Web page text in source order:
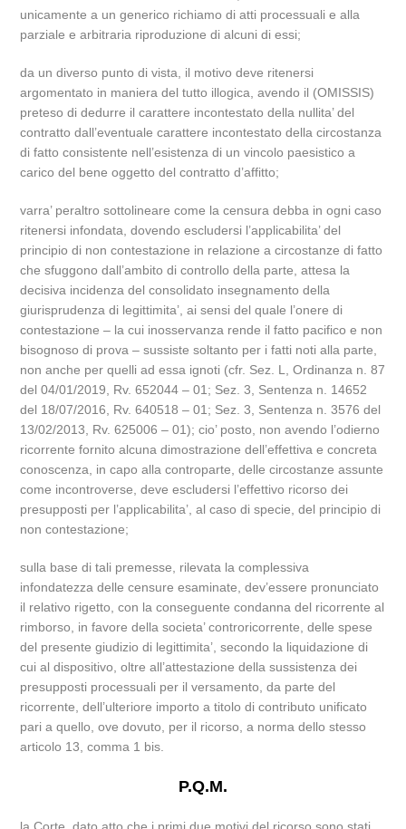
unicamente a un generico richiamo di atti processuali e alla
parziale e arbitraria riproduzione di alcuni di essi;
da un diverso punto di vista, il motivo deve ritenersi
argomentato in maniera del tutto illogica, avendo il (OMISSIS)
preteso di dedurre il carattere incontestato della nullita’ del
contratto dall’eventuale carattere incontestato della circostanza
di fatto consistente nell’esistenza di un vincolo paesistico a
carico del bene oggetto del contratto d’affitto;
varra’ peraltro sottolineare come la censura debba in ogni caso
ritenersi infondata, dovendo escludersi l’applicabilita’ del
principio di non contestazione in relazione a circostanze di fatto
che sfuggono dall’ambito di controllo della parte, attesa la
decisiva incidenza del consolidato insegnamento della
giurisprudenza di legittimita’, ai sensi del quale l’onere di
contestazione – la cui inosservanza rende il fatto pacifico e non
bisognoso di prova – sussiste soltanto per i fatti noti alla parte,
non anche per quelli ad essa ignoti (cfr. Sez. L, Ordinanza n. 87
del 04/01/2019, Rv. 652044 – 01; Sez. 3, Sentenza n. 14652
del 18/07/2016, Rv. 640518 – 01; Sez. 3, Sentenza n. 3576 del
13/02/2013, Rv. 625006 – 01); cio’ posto, non avendo l’odierno
ricorrente fornito alcuna dimostrazione dell’effettiva e concreta
conoscenza, in capo alla controparte, delle circostanze assunte
come incontroverse, deve escludersi l’effettivo ricorso dei
presupposti per l’applicabilita’, al caso di specie, del principio di
non contestazione;
sulla base di tali premesse, rilevata la complessiva
infondatezza delle censure esaminate, dev’essere pronunciato
il relativo rigetto, con la conseguente condanna del ricorrente al
rimborso, in favore della societa’ controricorrente, delle spese
del presente giudizio di legittimita’, secondo la liquidazione di
cui al dispositivo, oltre all’attestazione della sussistenza dei
presupposti processuali per il versamento, da parte del
ricorrente, dell’ulteriore importo a titolo di contributo unificato
pari a quello, ove dovuto, per il ricorso, a norma dello stesso
articolo 13, comma 1 bis.
P.Q.M.